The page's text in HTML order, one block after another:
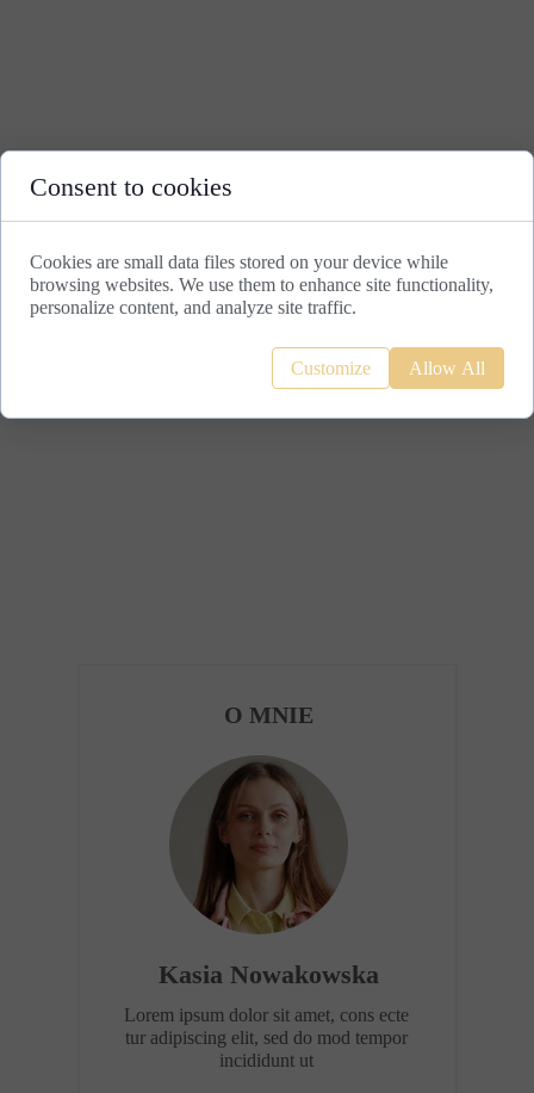
Lorem ipsum dolor sit amet, cons ecte
tur adipiscing elit, sed do mod tempor
incididunt ut
Kasia Nowakowska
O MNIE
Consent to cookies
Cookies are small data files stored on your device while
browsing websites. We use them to enhance site functionality,
personalize content, and analyze site traffic.
Customize Allow All